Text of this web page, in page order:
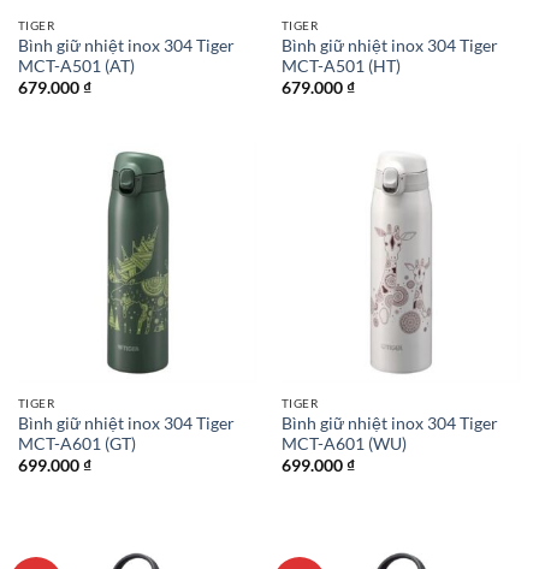
TIGER
Bình giữ nhiệt inox 304 Tiger
MCT-A501 (AT)
679.000₫
TIGER
Bình giữ nhiệt inox 304 Tiger
MCT-A501 (HT)
679.000₫
TIGER
Bình giữ nhiệt inox 304 Tiger
MCT-A601 (GT)
699.000₫
TIGER
Bình giữ nhiệt inox 304 Tiger
MCT-A601 (WU)
699.000₫